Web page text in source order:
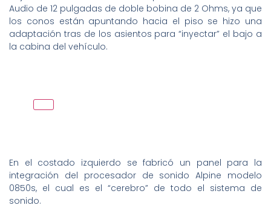
Audio de 12 pulgadas de doble bobina de 2 Ohms, ya que
los conos están apuntando hacia el piso se hizo una
adaptación tras de los asientos para “inyectar” el bajo a
la cabina del vehículo.
En el costado izquierdo se fabricó un panel para la
integración del procesador de sonido Alpine modelo
0850s, el cual es el “cerebro” de todo el sistema de
sonido.